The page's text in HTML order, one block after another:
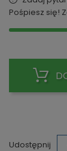
Pośpiesz się!
Udostępnij